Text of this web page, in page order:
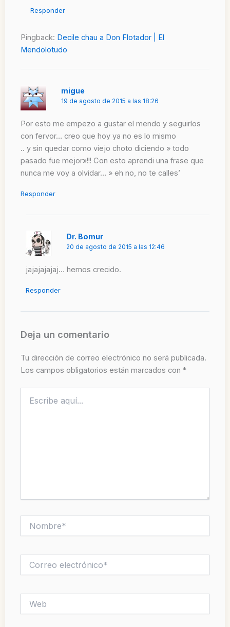
Responder
Pingback: Decile chau a Don Flotador | El
Mendolotudo
migue
19 de agosto de 2015 a las 18:26
Por esto me empezo a gustar el mendo y seguirlos
con fervor… creo que hoy ya no es lo mismo
.. y sin quedar como viejo choto diciendo » todo
pasado fue mejor»!!! Con esto aprendi una frase que
nunca me voy a olvidar… » eh no, no te calles’
Responder
Dr. Bomur
20 de agosto de 2015 a las 12:46
jajajajajaj… hemos crecido.
Responder
Deja un comentario
Tu dirección de correo electrónico no será publicada.
Los campos obligatorios están marcados con *
aquí...
electrónico*